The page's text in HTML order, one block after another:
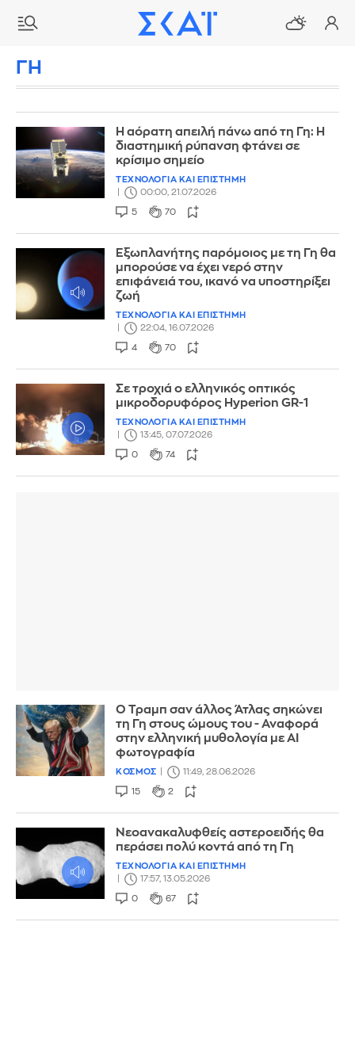
ΓΗ
Η αόρατη απειλή πάνω από τη Γη: Η
διαστημική ρύπανση φτάνει σε
κρίσιμο σημείο
ΤΕΧΝΟΛΟΓΙΑ ΚΑΙ ΕΠΙΣΤΗΜΗ
00:00, 21.07.2026
5 70
Εξωπλανήτης παρόμοιος με τη Γη θα
μπορούσε να έχει νερό στην
επιφάνειά του, ικανό να υποστηρίξει
ζωή
ΤΕΧΝΟΛΟΓΙΑ ΚΑΙ ΕΠΙΣΤΗΜΗ
22:04, 16.07.2026
4 70
Σε τροχιά ο ελληνικός οπτικός
μικροδορυφόρος Hyperion GR-1
ΤΕΧΝΟΛΟΓΙΑ ΚΑΙ ΕΠΙΣΤΗΜΗ
13:45, 07.07.2026
0 74
Ο Τραμπ σαν άλλος Άτλας σηκώνει
τη Γη στους ώμους του - Αναφορά
στην ελληνική μυθολογία με ΑΙ
φωτογραφία
ΚΟΣΜΟΣ 11:49, 28.06.2026
15 2
Νεοανακαλυφθείς αστεροειδής θα
περάσει πολύ κοντά από τη Γη
ΤΕΧΝΟΛΟΓΙΑ ΚΑΙ ΕΠΙΣΤΗΜΗ
17:57, 13.05.2026
0 67